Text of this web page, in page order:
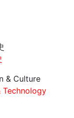
& Culture
Technology